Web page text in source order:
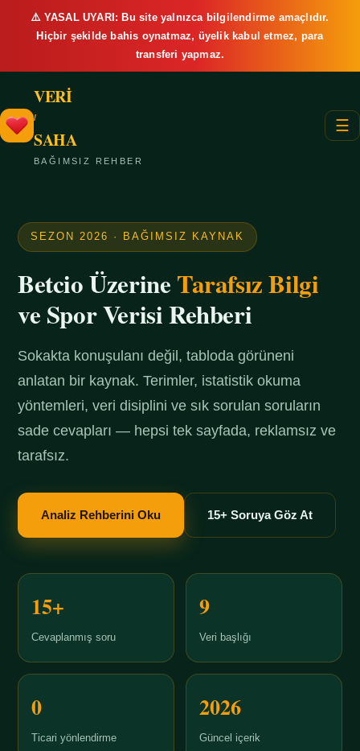
⚠️ YASAL UYARI: Bu site yalnızca bilgilendirme amaçlıdır.
Hiçbir şekilde bahis oynatmaz, üyelik kabul etmez, para
transferi yapmaz.
VERİ
/
SAHA
BAĞIMSIZ REHBER
☰
SEZON 2026 · BAĞIMSIZ KAYNAK
Betcio ÜzerineTarafsız Bilgi
ve Spor Verisi Rehberi
Sokakta konuşulanı değil, tabloda görüneni
anlatan bir kaynak. Terimler, istatistik okuma
yöntemleri, veri disiplini ve sık sorulan soruların
sade cevapları — hepsi tek sayfada, reklamsız ve
tarafsız.
Analiz Rehberini Oku 15+ Soruya Göz At
15+
Cevaplanmış soru
9
Veri başlığı
0
Ticari yönlendirme
2026
Güncel içerik